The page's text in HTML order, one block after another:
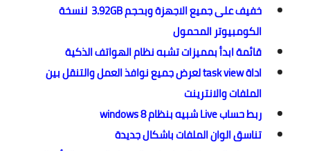
خفيف على جميع الاجهزة وبحجم 3.92GB لنسخة
الكومبيوتر المحمول
قائمة ابدأ بمميزات تشبه نظام الهواتف الذكية
اداة task view لعرض جميع نوافذ العمل والتنقل بين
الملفات والانترينت
ربط حساب Live شبيه بنظام windows 8
تناسق الوان الملفات باشكال جديدة